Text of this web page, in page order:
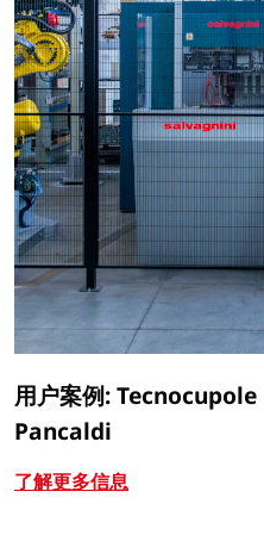
用户案例: Tecnocupole
Pancaldi
了解更多信息